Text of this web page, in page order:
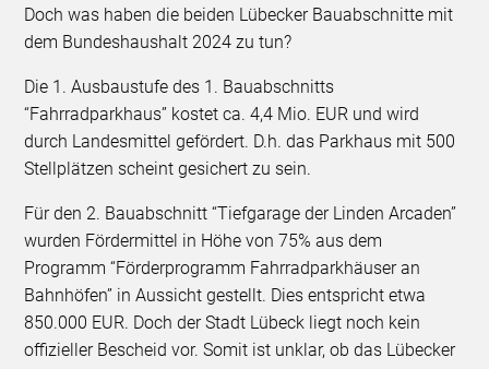
Doch was haben die beiden Lübecker Bauabschnitte mit
dem Bundeshaushalt 2024 zu tun?
Die 1. Ausbaustufe des 1. Bauabschnitts
“Fahrradparkhaus” kostet ca. 4,4 Mio. EUR und wird
durch Landesmittel gefördert. D.h. das Parkhaus mit 500
Stellplätzen scheint gesichert zu sein.
Für den 2. Bauabschnitt “Tiefgarage der Linden Arcaden”
wurden Fördermittel in Höhe von 75% aus dem
Programm “Förderprogramm Fahrradparkhäuser an
Bahnhöfen” in Aussicht gestellt. Dies entspricht etwa
850.000 EUR. Doch der Stadt Lübeck liegt noch kein
offizieller Bescheid vor. Somit ist unklar, ob das Lübecker